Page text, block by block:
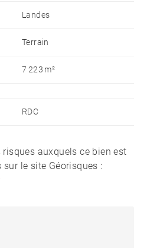
Landes
Terrain
7 223 m²
RDC
auxquels ce bien est
le site Géorisques :